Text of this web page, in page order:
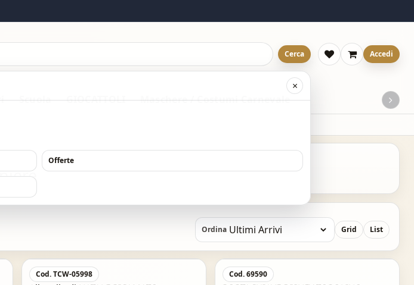
Cerca
×
Offerte
Accedi
Scuola GIOCATTOLI Maschere / Costumi Carnevale
Ordina Grid List
Cod. TCW-05998 Cod. 69590